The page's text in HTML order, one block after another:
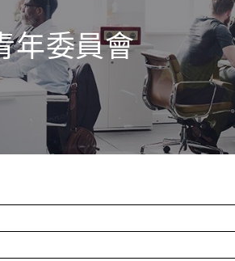
年委員會